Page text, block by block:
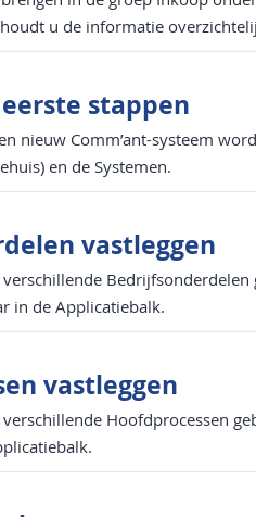
u de informatie
stappen
nieuw Comm’ant-systeem
en de Systemen.
vastleggen
verschillende
in de Applicatiebalk.
vastleggen
verschillende Hoofdprocessen